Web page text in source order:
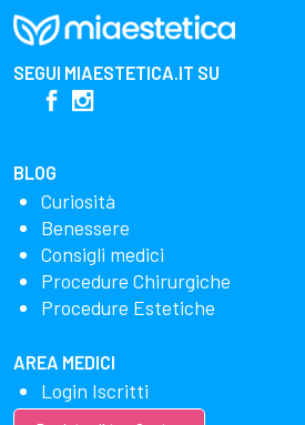
SEGUI MIAESTETICA.IT SU
BLOG
Curiosità
Benessere
Consigli medici
Procedure Chirurgiche
Procedure Estetiche
AREA MEDICI
Login Iscritti